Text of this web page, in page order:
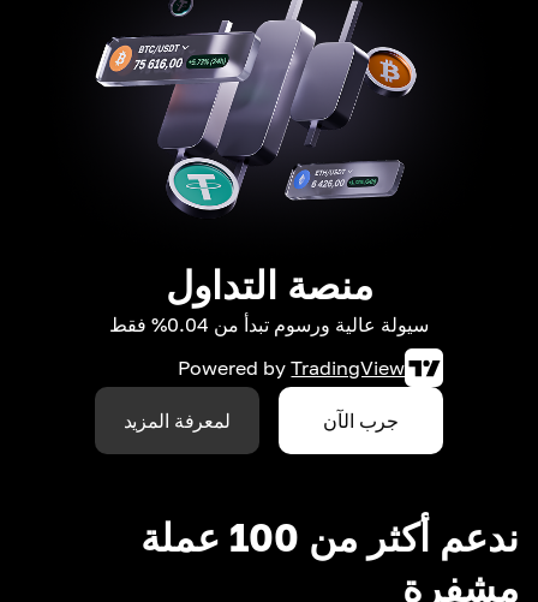
منصة التداول
سيولة عالية ورسوم تبدأ من 0.04% فقط
Powered by TradingView
جرب الآن لمعرفة المزيد
ندعم أكثر من 100 عملة
مشفرة